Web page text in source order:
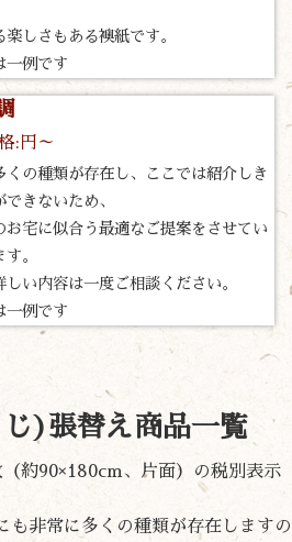
楽しさもある襖紙です。
一例です
:円～
くの種類が存在し、ここでは紹介しき
できないため、
お宅に似合う最適なご提案をさせてい
。
しい内容は一度ご相談ください。
一例です
)張替え商品一覧
約90×180cm、片面）の税別表示
も非常に多くの種類が存在しますの